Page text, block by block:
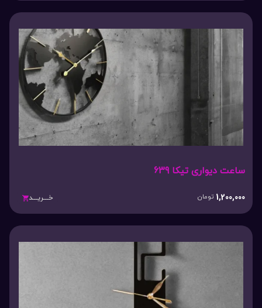
ساعت دیواری تیکا 639
1,200,000 تومان خـــریـــد